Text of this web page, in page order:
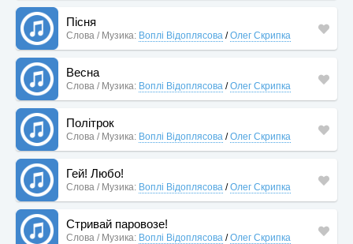
Пісня
Слова / Музика: Воплі Відоплясова /Олег Скрипка
Весна
Слова / Музика: Воплі Відоплясова /Олег Скрипка
Політрок
Слова / Музика: Воплі Відоплясова /Олег Скрипка
Гей! Любо!
Слова / Музика: Воплі Відоплясова /Олег Скрипка
Стривай паровозе!
Слова / Музика: Воплі Відоплясова /Олег Скрипка